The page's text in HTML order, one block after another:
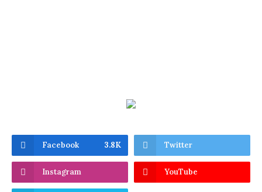
Facebook 3.8K Twitter
Instagram YouTube